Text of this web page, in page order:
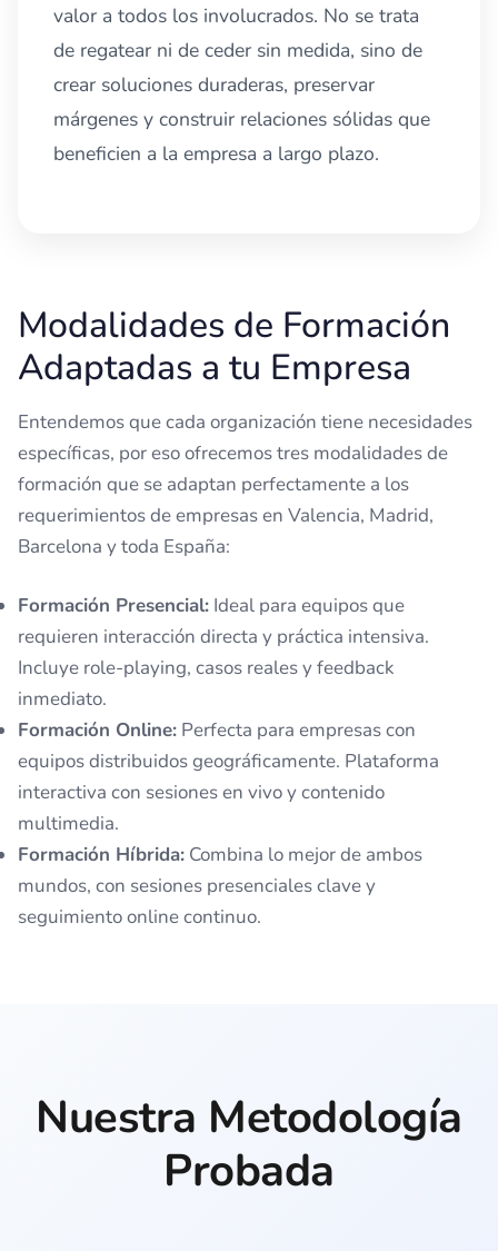
valor a todos los involucrados. No se trata
de regatear ni de ceder sin medida, sino de
crear soluciones duraderas, preservar
márgenes y construir relaciones sólidas que
beneficien a la empresa a largo plazo.
Modalidades de Formación
Adaptadas a tu Empresa
Entendemos que cada organización tiene necesidades
específicas, por eso ofrecemos tres modalidades de
formación que se adaptan perfectamente a los
requerimientos de empresas en Valencia, Madrid,
Barcelona y toda España:
Formación Presencial: Ideal para equipos que
requieren interacción directa y práctica intensiva.
Incluye role-playing, casos reales y feedback
inmediato.
Formación Online: Perfecta para empresas con
equipos distribuidos geográficamente. Plataforma
interactiva con sesiones en vivo y contenido
multimedia.
Formación Híbrida: Combina lo mejor de ambos
mundos, con sesiones presenciales clave y
seguimiento online continuo.
Nuestra Metodología
Probada